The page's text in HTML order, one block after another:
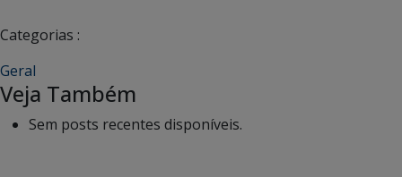
Categorias :
Geral
Veja Também
Sem posts recentes disponíveis.